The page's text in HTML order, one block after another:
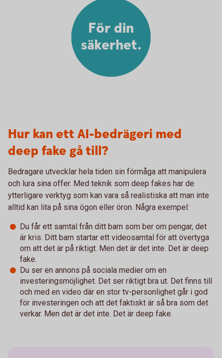
För din
säkerhet.
Hur kan ett AI-bedrägeri med
deep fake gå till?
Bedragare utvecklar hela tiden sin förmåga att manipulera
och lura sina offer. Med teknik som deep fakes har de
ytterligare verktyg som kan vara så realistiska att man inte
alltid kan lita på sina ögon eller öron. Några exempel:
Du får ett samtal från ditt barn som ber om pengar, det
är kris. Ditt barn startar ett videosamtal för att övertyga
om att det är på riktigt. Men det är det inte. Det är deep
fake.
Du ser en annons på sociala medier om en
investeringsmöjlighet. Det ser riktigt bra ut. Det finns till
och med en video där en stor tv-personlighet går i god
för investeringen och att det faktiskt är så bra som det
verkar. Men det är det inte. Det är deep fake.